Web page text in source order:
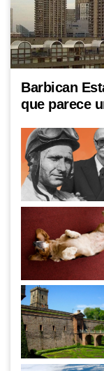
Barbican
que parece